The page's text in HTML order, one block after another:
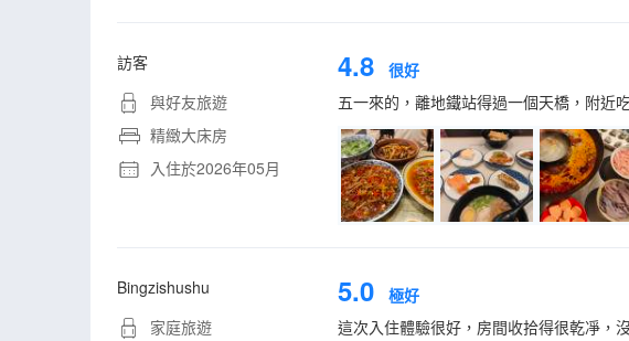
訪客
與好友旅遊
精緻大床房
入住於2026年05月
4.8 很好
五一來的，離地鐵站得過一個天橋，附近
Bingzishushu
家庭旅遊
5.0 極好
這次入住體驗很好，房間收拾得很乾凈，